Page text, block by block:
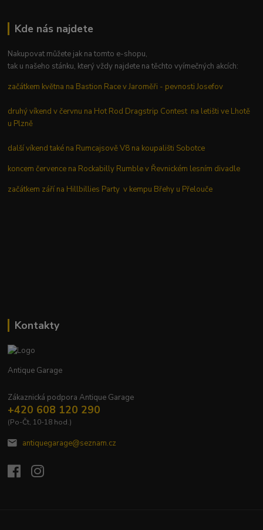
Kde nás najdete
Nakupovat můžete jak na tomto e-shopu,
tak u našeho stánku, který vždy najdete na těchto vyímečných akcích:
začátkem května na Bastion Race v Jaroměři - pevnosti Josefov
druhý víkend v červnu na Hot Rod Dragstrip Contest na letišti ve Lhotě
u Plzně
další víkend také na Rumcajsově V8 na koupališti Sobotce
koncem července na Rockabilly Rumble v Řevnickém lesním divadle
začátkem září na Hillbillies Party v kempu Břehy u Přelouče
Kontakty
Antique Garage
Zákaznická podpora Antique Garage
+420 608 120 290
(Po-Čt, 10-18 hod.)
antiquegarage@seznam.cz